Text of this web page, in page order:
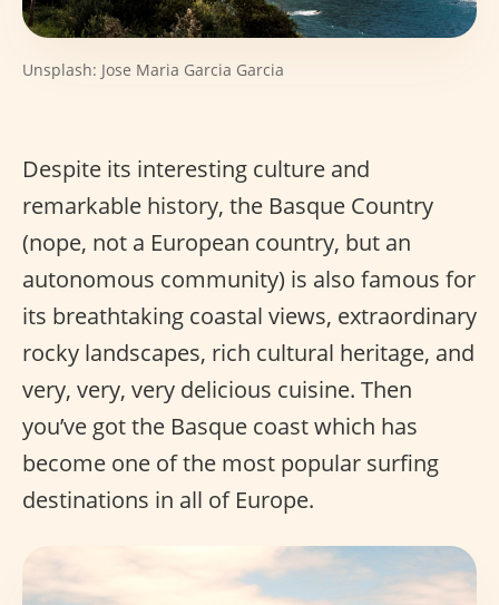
Unsplash: Jose Maria Garcia Garcia
Despite its interesting culture and
remarkable history, the Basque Country
(nope, not a European country, but an
autonomous community) is also famous for
its breathtaking coastal views, extraordinary
rocky landscapes, rich cultural heritage, and
very, very, very delicious cuisine. Then
you’ve got the Basque coast which has
become one of the most popular surfing
destinations in all of Europe.